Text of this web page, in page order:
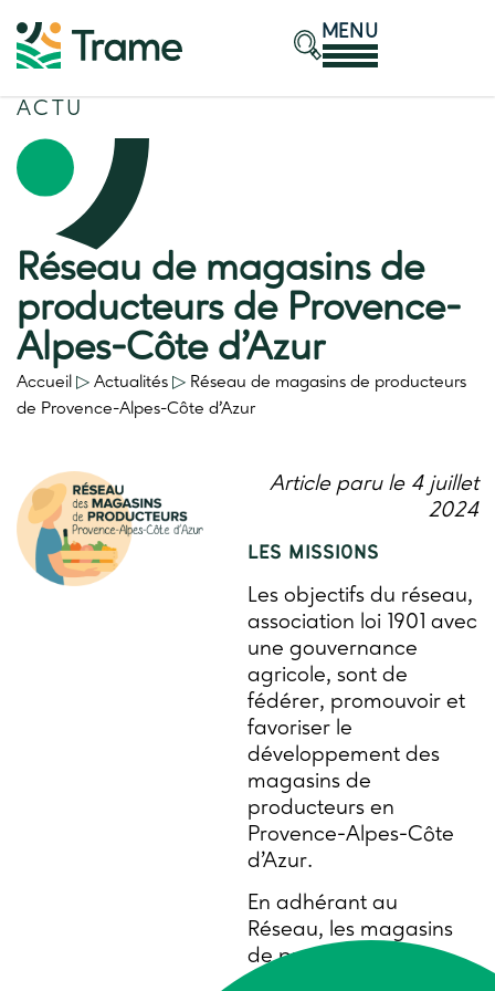
MENU
ACTU
Réseau de magasins de
producteurs de Provence-
Alpes-Côte d’Azur
Accueil ▷ Actualités ▷ Réseau de magasins de producteurs
de Provence-Alpes-Côte d’Azur
Article paru le 4 juillet
2024
LES MISSIONS
Les objectifs du réseau,
association loi 1901 avec
une gouvernance
agricole, sont de
fédérer, promouvoir et
favoriser le
développement des
magasins de
producteurs en
Provence-Alpes-Côte
d’Azur.
En adhérant au
Réseau, les magasins
de producteurs